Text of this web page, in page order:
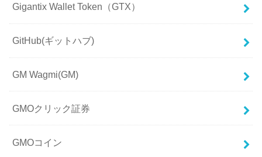
Gigantix Wallet Token（GTX）
GitHub(ギットハブ)
GM Wagmi(GM)
GMOクリック証券
GMOコイン